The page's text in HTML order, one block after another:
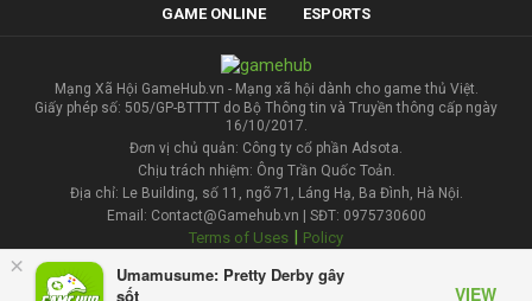
×
Umamusume: Pretty Derby gây
sốt
VIEW
GAME ONLINE ESPORTS
Mạng Xã Hội GameHub.vn - Mạng xã hội dành cho game thủ Việt.
Giấy phép số: 505/GP-BTTTT do Bộ Thông tin và Truyền thông cấp ngày
16/10/2017.
Đơn vị chủ quản: Công ty cổ phần Adsota.
Chịu trách nhiệm: Ông Trần Quốc Toản.
Địa chỉ: Le Building, số 11, ngõ 71, Láng Hạ, Ba Đình, Hà Nội.
Email: Contact@Gamehub.vn | SĐT: 0975730600
Terms of Uses | Policy
Liên hệ đăng bài